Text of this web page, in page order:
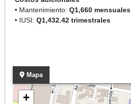
• Mantenimiento: Q1,660 mensuales
• IUSI: Q1,432.42 trimestrales
Mapa
+